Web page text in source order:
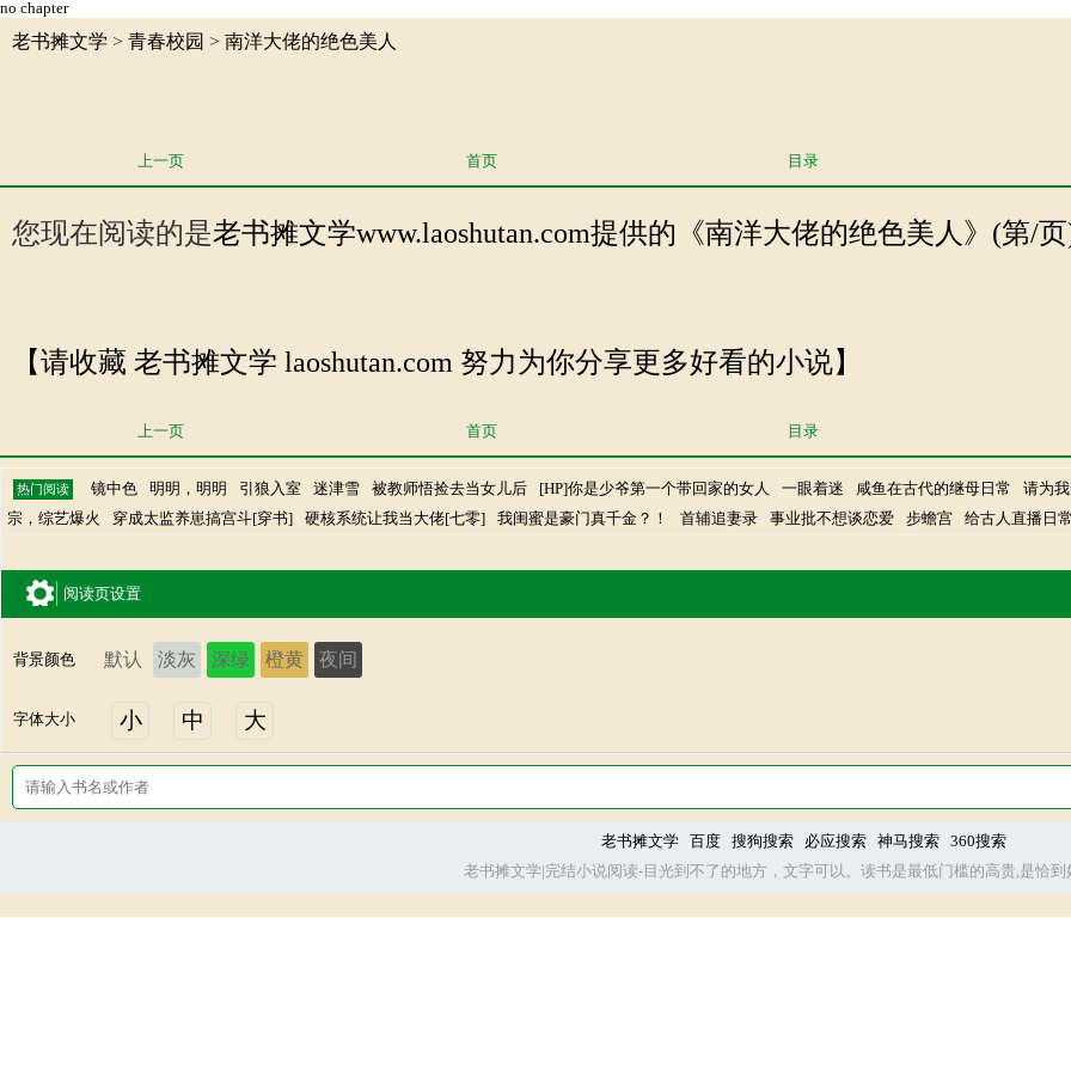
no chapter
老书摊文学 > 青春校园 > 南洋大佬的绝色美人
上一页 首页 目录
您现在阅读的是老书摊文学www.laoshutan.com提供的《南洋大佬的绝色美人》(第/
【请收藏 老书摊文学 laoshutan.com 努力为你分享更多好看的小说】
上一页 首页 目录
热门阅读 镜中色 明明，明明 引狼入室 迷津雪 被教师悟捡去当女儿后 [HP]你是少爷第一个带回家的女人 一眼着迷 咸鱼在古代的继母日常 请为我
宗，综艺爆火
穿成太监养崽搞宫斗[穿书] 硬核系统让我当大佬[七零] 我闺蜜是豪门真千金？！ 首辅追妻录 事业批不想谈恋爱 步蟾宫 给古人直播日常
阅读页设置
背景颜色 默认 淡灰 深绿 橙黄 夜间
字体大小 小 中 大
老书摊文学 百度 搜狗搜索 必应搜索 神马搜索
360搜索
老书摊文学|完结小说阅读-目光到不了的地方，文字可以。读书是最低门槛的高贵,是恰到